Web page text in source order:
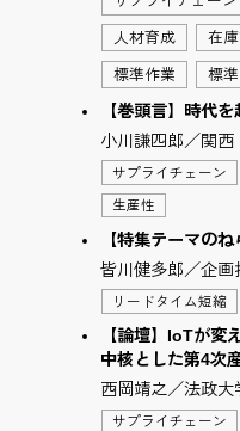
人材育成 在
標準作業 標
【巻頭言】時代
小川謙四郎／関
サプライチェーン
生産性
【特集テーマの
皆川健多郎／企画
リードタイム短縮
【論壇】IoTが変
中核とした第4次
西岡靖之／法政大
サプライチェーン